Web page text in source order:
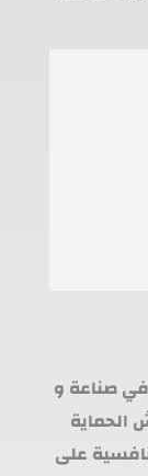
في صناعة و
الحماية
على